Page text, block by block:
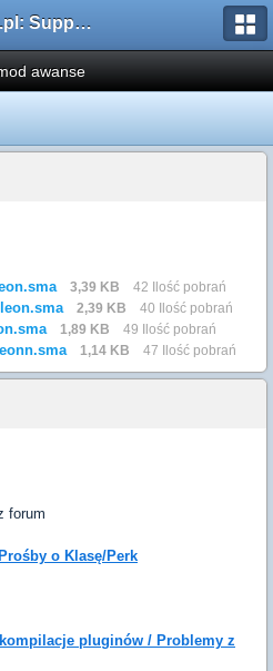
AMXX.pl: Support AMX Mod X i SourceMod
awanse
3,39 KB 42 Ilość pobrań
2,39 KB 40 Ilość pobrań
1,89 KB 49 Ilość pobrań
1,14 KB 47 Ilość pobrań
forum
Prośby o Klasę/Perk
pluginów / Problemy z